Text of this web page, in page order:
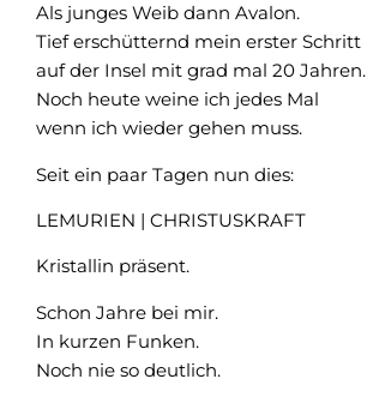
Als junges Weib dann Avalon.
Tief erschütternd mein erster Schritt
auf der Insel mit grad mal 20 Jahren.
Noch heute weine ich jedes Mal
wenn ich wieder gehen muss.
Seit ein paar Tagen nun dies:
LEMURIEN | CHRISTUSKRAFT
Kristallin präsent.
Schon Jahre bei mir.
In kurzen Funken.
Noch nie so deutlich.